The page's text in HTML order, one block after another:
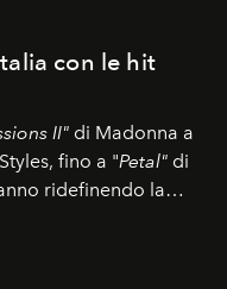
con le hit
II" di Madonna a
fino a "Petal" di
ridefinendo la